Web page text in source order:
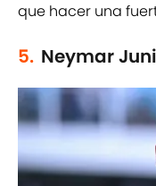
que hacer una
5. Neymar